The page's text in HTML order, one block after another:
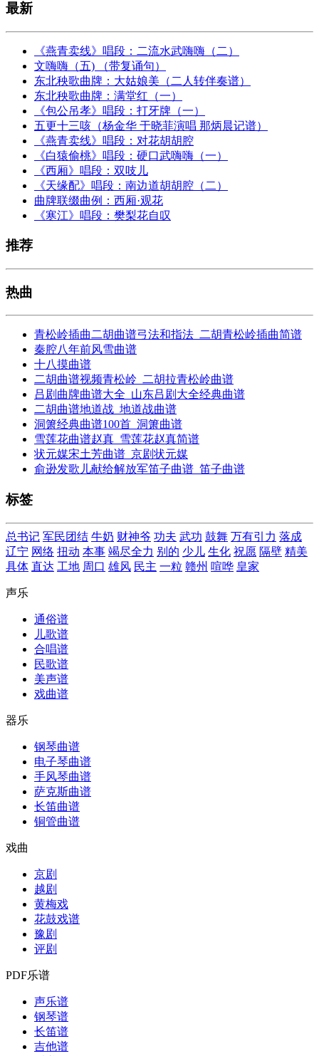
最新
《燕青卖线》唱段：二流水武嗨嗨（二）
文嗨嗨（五) （带复诵句）
东北秧歌曲牌：大姑娘美（二人转伴奏谱）
东北秧歌曲牌：满堂红（一）
《包公吊孝》唱段：打牙牌（一）
五更十三咳（杨金华 于晓菲演唱 那炳晨记谱）
《燕青卖线》唱段：对花胡胡腔
《白猿偷桃》唱段：硬口武嗨嗨（一）
《西厢》唱段：双吱儿
《天缘配》唱段：南边道胡胡腔（二）
曲牌联缀曲例：西厢·观花
《寒江》唱段：樊梨花自叹
推荐
热曲
青松岭插曲二胡曲谱弓法和指法_二胡青松岭插曲简谱
秦腔八年前风雪曲谱
十八摸曲谱
二胡曲谱视频青松岭_二胡拉青松岭曲谱
吕剧曲牌曲谱大全_山东吕剧大全经典曲谱
二胡曲谱地道战_地道战曲谱
洞箫经典曲谱100首_洞箫曲谱
雪莲花曲谱赵真_雪莲花赵真简谱
状元媒宋土芳曲谱_京剧状元媒
俞逊发歌儿献给解放军笛子曲谱_笛子曲谱
标签
总书记 军民团结 牛奶 财神爷 功夫 武功 鼓舞 万有引力 落成
辽宁 网络 扭动 本事 竭尽全力 别的 少儿 生化 祝愿 隔壁 精美
具体 直达 工地 周口 雄风 民主 一粒 赣州 喧哗 皇家
声乐
通俗谱
儿歌谱
合唱谱
民歌谱
美声谱
戏曲谱
器乐
钢琴曲谱
电子琴曲谱
手风琴曲谱
萨克斯曲谱
长笛曲谱
铜管曲谱
戏曲
京剧
越剧
黄梅戏
花鼓戏谱
豫剧
评剧
PDF乐谱
声乐谱
钢琴谱
长笛谱
吉他谱